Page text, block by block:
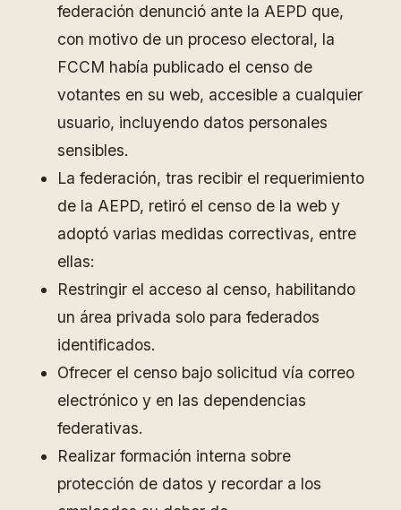
federación denunció ante la AEPD que,
con motivo de un proceso electoral, la
FCCM había publicado el censo de
votantes en su web, accesible a cualquier
usuario, incluyendo datos personales
sensibles.
La federación, tras recibir el requerimiento
de la AEPD, retiró el censo de la web y
adoptó varias medidas correctivas, entre
ellas:
Restringir el acceso al censo, habilitando
un área privada solo para federados
identificados.
Ofrecer el censo bajo solicitud vía correo
electrónico y en las dependencias
federativas.
Realizar formación interna sobre
protección de datos y recordar a los